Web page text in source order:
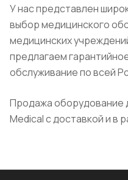
У нас представлен
выбор медицинского
медицинских
предлагаем
обслуживание по всей
Продажа оборудование
Medical с доставкой и в